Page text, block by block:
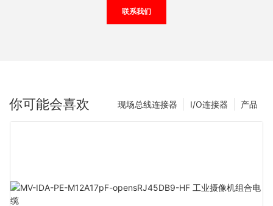
联系我们
你可能会喜欢 产品
I/O连接器
现场总线连接器